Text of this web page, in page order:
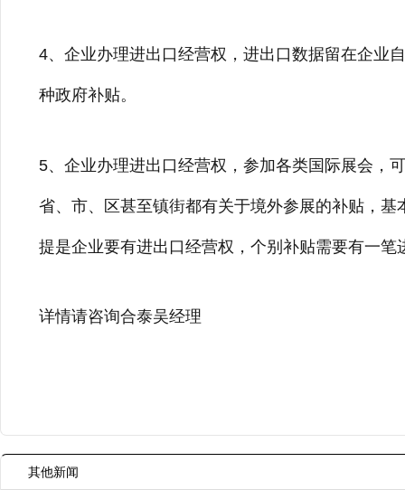
4、企业办理进出口经营权，进出口数据留在企业
种政府补贴。
5、企业办理进出口经营权，参加各类国际展会，
省、市、区甚至镇街都有关于境外参展的补贴，
提是企业要有进出口经营权，个别补贴需要有一笔
详情请咨询合泰吴经理
其他新闻